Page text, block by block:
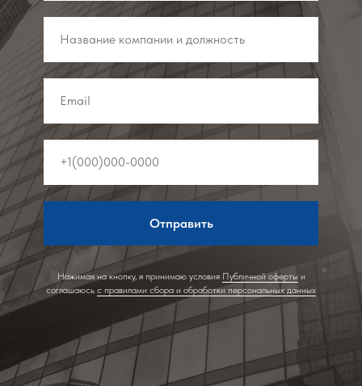
Отправить
Нажимая на кнопку, я принимаю условия Публичной офертыи
соглашаюсь с правилами сбора и обработки персональных данных